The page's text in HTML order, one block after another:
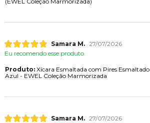
Samara M. 27/07/2026
Eu recomendo esse produto.
Produto:Xícara Esmaltada com Pires Esmaltado
Azul - EWEL Coleção Marmorizada
Samara M. 27/07/2026